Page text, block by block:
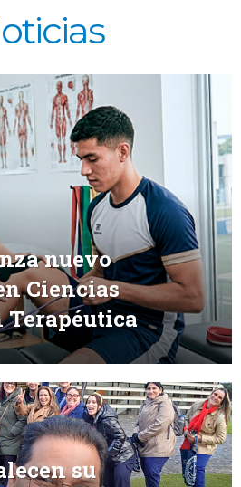
nuevo
Ciencias
Terapéutica
su